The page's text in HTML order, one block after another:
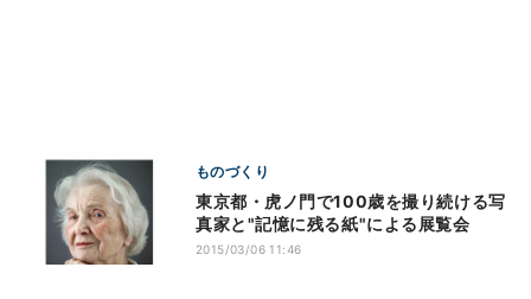
ものづくり
東京都・虎ノ門で100歳を撮り続ける写
真家と"記憶に残る紙"による展覧会
2015/03/06 11:46